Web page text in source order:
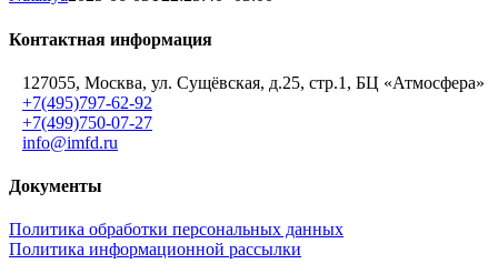
Контактная информация
127055, Москва, ул. Сущёвская, д.25, стр.1, БЦ «Атмосфера»
+7(495)797-62-92
+7(499)750-07-27
info@imfd.ru
Документы
Политика обработки персональных данных
Политика информационной рассылки